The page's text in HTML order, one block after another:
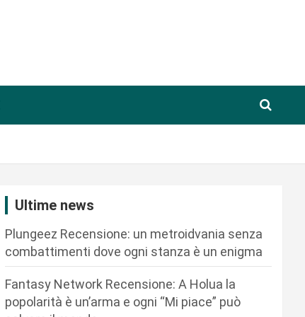
Ultime news
Plungeez Recensione: un metroidvania senza
combattimenti dove ogni stanza è un enigma
Fantasy Network Recensione: A Holua la
popolarità è un’arma e ogni “Mi piace” può